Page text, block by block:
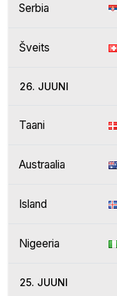
Serbia
Šveits
26. JUUNI
Taani
Austraalia
Island
Nigeeria
25. JUUNI